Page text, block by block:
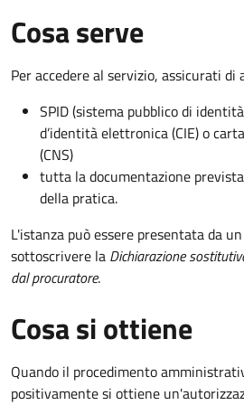
Cosa serve
Per accedere al servizio, assicurati di
SPID (sistema pubblico di
d’identità elettronica (CIE) o
(CNS)
tutta la documentazione
della pratica.
L'istanza può essere presentata da
sottoscrivere la Dichiarazione
dal procuratore.
Cosa si ottiene
Quando il procedimento
positivamente si ottiene